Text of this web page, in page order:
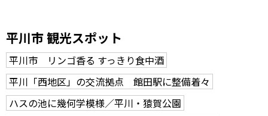
平川市 観光スポット
平川市 リンゴ香る すっきり食中酒
平川「西地区」の交流拠点 館田駅に整備着々
ハスの池に幾何学模様／平川・猿賀公園